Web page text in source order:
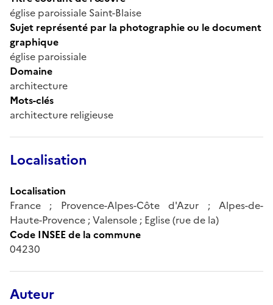
église paroissiale Saint-Blaise
Sujet représenté par la photographie ou le document
graphique
église paroissiale
Domaine
architecture
Mots-clés
architecture religieuse
Localisation
Localisation
France ; Provence-Alpes-Côte d'Azur ; Alpes-de-
Haute-Provence ; Valensole ; Eglise (rue de la)
Code INSEE de la commune
04230
Auteur